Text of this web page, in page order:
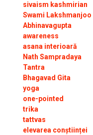
sivaism kashmirian
Swami Lakshmanjoo
Abhinavagupta
awareness
asana interioară
Nath Sampradaya
Tantra
Bhagavad Gita
yoga
one-pointed
trika
tattvas
elevarea conștiinței